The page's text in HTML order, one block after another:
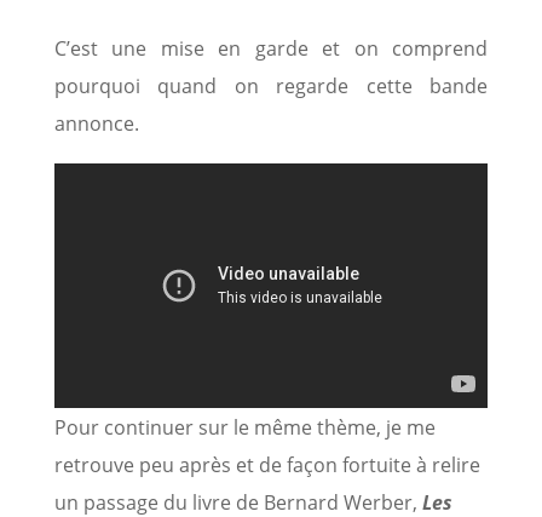
C’est une mise en garde et on comprend
pourquoi quand on regarde cette bande
annonce.
Pour continuer sur le même thème, je me
retrouve peu après et de façon fortuite à relire
un passage du livre de Bernard Werber, Les